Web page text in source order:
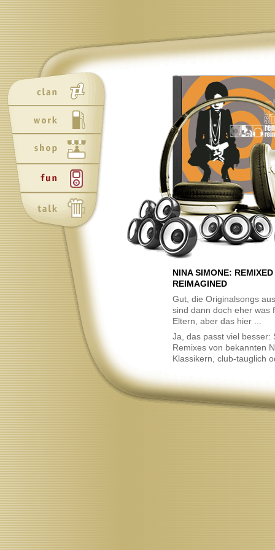
Neu
Neu
Neu
NINA SIMONE:
REIMAGINED
Gut, die Originalsongs
sind dann doch eher was
Eltern, aber das hier ...
Ja, das passt viel besser:
Remixes von bekannten
Klassikern, club-tauglich